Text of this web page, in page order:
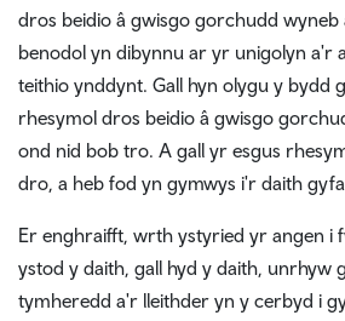
dros beidio â gwisgo gorchudd
benodol yn dibynnu ar yr unigolyn a'r
teithio ynddynt. Gall hyn olygu y bydd
rhesymol dros beidio â gwisgo
ond nid bob tro. A gall yr esgus
dro, a heb fod yn gymwys i'r daith
Er enghraifft, wrth ystyried yr angen i
ystod y daith, gall hyd y daith,
tymheredd a'r lleithder yn y cerbyd i